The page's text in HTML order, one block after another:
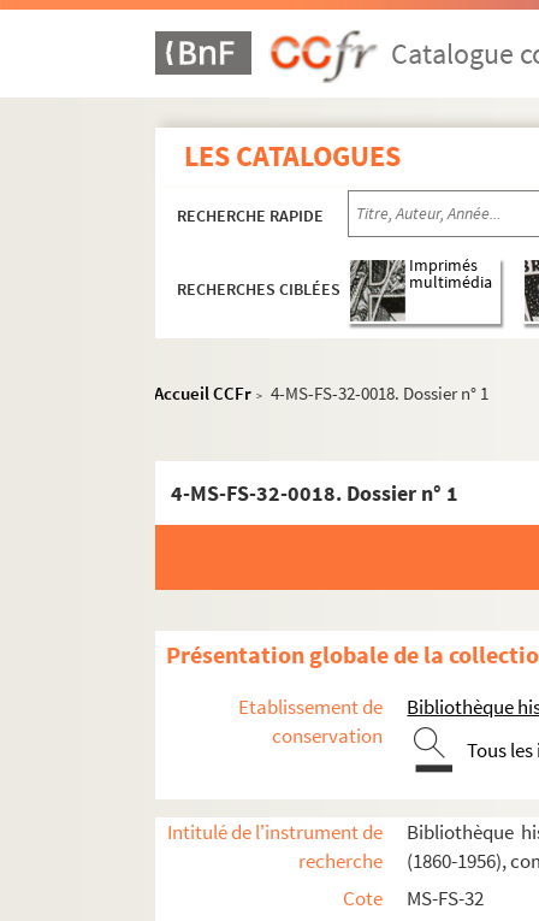
Catalogue
LES CATALOGUES
RECHERCHE RAPIDE
RECHERCHES CIBLÉES
Imprimés
multimédia
Accueil CCFr > 4-MS-FS-32-0018. Dossier n° 1
4-MS-FS-32-0018. Dossier n° 1
Présentation globale de la
Etablissement de
conservation
Bibliothèque
Tous
Intitulé de l'instrument de
recherche
Bibliothèque
(1860-1956),
Cote
MS-FS-32
Cantate du Prix du Rome : Didon (1887)
La vie du poète (1888)
Impressions d'Italie (1889)